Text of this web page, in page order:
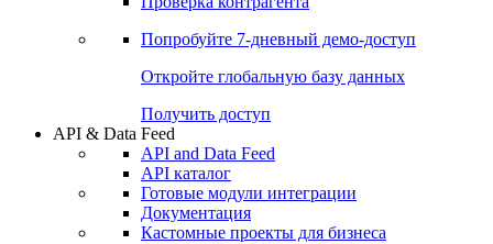
Попробуйте 7-дневный демо-доступ
Откройте глобальную базу данных
Получить доступ
API & Data Feed
API and Data Feed
API каталог
Готовые модули интеграции
Документация
Кастомные проекты для бизнеса